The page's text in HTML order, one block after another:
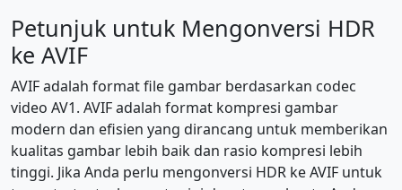
Petunjuk untuk Mengonversi HDR
ke AVIF
AVIF adalah format file gambar berdasarkan codec
video AV1. AVIF adalah format kompresi gambar
modern dan efisien yang dirancang untuk memberikan
kualitas gambar lebih baik dan rasio kompresi lebih
tinggi. Jika Anda perlu mengonversi HDR ke AVIF untuk